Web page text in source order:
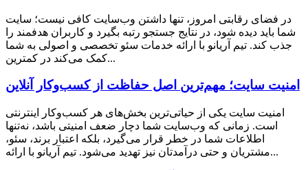
در فضای رقابتی امروز، تنها داشتن وب‌سایت کافی نیست؛ سایت
شما باید دیده شود، در نتایج جستجو رتبه بگیرد و کاربران هدفمند را
جذب کند. تیم آریانو با ارائه خدمات سئو تخصصی و اصولی به شما
کمک می‌کند در کمترین...
امنیت سایت؛ مهم‌ترین اصل حفاظت از کسب‌وکار آنلاین
امنیت سایت یکی از حیاتی‌ترین بخش‌های هر کسب‌وکار اینترنتی
است. زمانی که وب‌سایت شما دچار ضعف امنیتی باشد، نه‌تنها
اطلاعات شما در خطر قرار می‌گیرد، بلکه اعتبار برند، سئو،
مشتریان و حتی درآمدتان نیز تهدید می‌شود. تیم آریانو با ارائه...